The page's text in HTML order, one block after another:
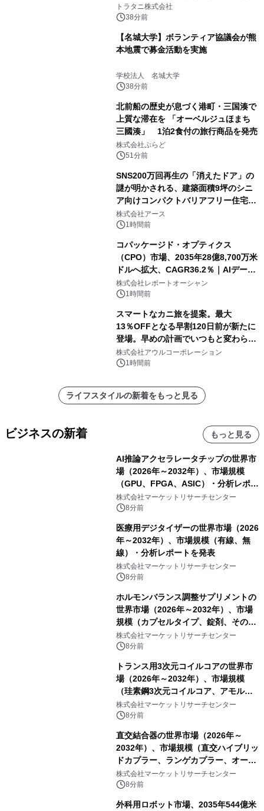
説
トラタニ株式会社
38分前
【名城大学】ボランティア協議会が熊
本地震で募金活動を実施
学校法人 名城大学
38分前
北前船の歴史が息づく港町・三国湊で
上質な滞在を 「オーベルジュほまち
三國湊」 1泊2食付の旅行商品を発売
株式会社ぷらど
51分前
SNS200万回再生の「消えたドア」の
謎が明かされる、建築面積9坪のシニ
ア向けコンパクトバリアフリー住宅が
誕生
株式会社アース
1時間前
コパッケージド・オプティクス
（CPO）市場、2035年28億8,700万米
ドルへ拡大、CAGR36.2％｜AIデータ
センター・高速光通信需要が成長を加
速
株式会社レポートオーシャン
1時間前
スマートなカニ旅を提案。最大
13％OFFとなる早割120日前が新たに
登場。早めの計画でいつもと変わらぬ
大人の冬旅を。ー夕日ヶ浦温泉「佳松
苑 別邸ふうか」ー
株式会社アウルコーポレーション
1時間前
ライフスタイルの新着をもっと見る
ビジネスの新着 もっと見る
AI推論アクセラレータチップの世界市
場（2026年～2032年）、市場規模
（GPU、FPGA、ASIC）・分析レポー
トを発表
株式会社マーケットリサーチセンター
8分前
医療用デジタイザーの世界市場（2026
年～2032年）、市場規模（有線、無
線）・分析レポートを発表
株式会社マーケットリサーチセンター
8分前
ホルモンバランス調整サプリメントの
世界市場（2026年～2032年）、市場
規模（カプセルタイプ、錠剤、その
他）・分析レポートを発表
株式会社マーケットリサーチセンター
8分前
トランス用3次元コイルコアの世界市
場（2026年～2032年）、市場規模
（珪素鋼3次元コイルコア、アモルフ
ァス合金3次元コイルコア）・分析レ
ポートを発表
株式会社マーケットリサーチセンター
8分前
直交結合器の世界市場（2026年～
2032年）、市場規模（直交ハイブリッ
ドカプラー、ランゲカプラー、オーバ
ーレイカプラー、その他）・分析レポ
ートを発表
株式会社マーケットリサーチセンター
8分前
外科用ロボット市場、2035年544億米